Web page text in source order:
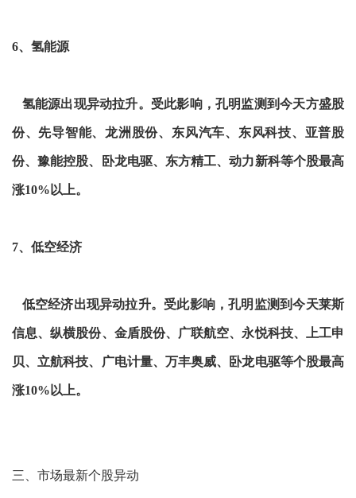
6、氢能源
氢能源出现异动拉升。受此影响，孔明监测到今天方盛股
份、先导智能、龙洲股份、东风汽车、东风科技、亚普股
份、豫能控股、卧龙电驱、东方精工、动力新科等个股最高
涨10%以上。
7、低空经济
低空经济出现异动拉升。受此影响，孔明监测到今天莱斯
信息、纵横股份、金盾股份、广联航空、永悦科技、上工申
贝、立航科技、广电计量、万丰奥威、卧龙电驱等个股最高
涨10%以上。
三、市场最新个股异动